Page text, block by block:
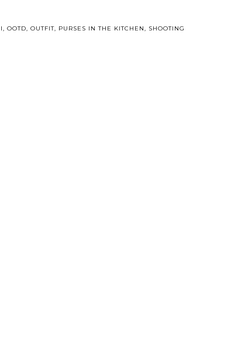
, OOTD, OUTFIT, PURSES IN THE KITCHEN, SHOOTING